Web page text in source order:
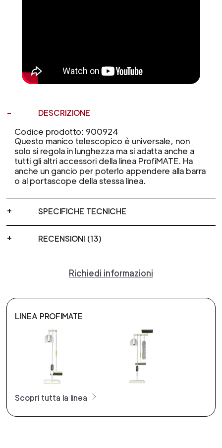
DESCRIZIONE
Codice prodotto: 900924
Questo manico telescopico è universale, non
solo si regola in lunghezza ma si adatta anche a
tutti gli altri accessori della linea ProfiMATE. Ha
anche un gancio per poterlo appendere alla barra
o al portascope della stessa linea.
SPECIFICHE TECNICHE
RECENSIONI (13)
Richiedi informazioni
LINEA PROFIMATE
Scopri tutta la linea